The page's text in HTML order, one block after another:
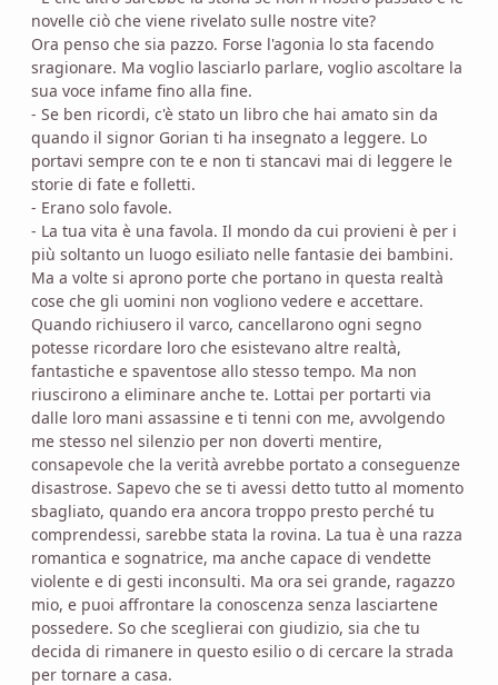
novelle ciò che viene rivelato sulle nostre vite?
Ora penso che sia pazzo. Forse l'agonia lo sta facendo
sragionare. Ma voglio lasciarlo parlare, voglio ascoltare la
sua voce infame fino alla fine.
- Se ben ricordi, c'è stato un libro che hai amato sin da
quando il signor Gorian ti ha insegnato a leggere. Lo
portavi sempre con te e non ti stancavi mai di leggere le
storie di fate e folletti.
- Erano solo favole.
- La tua vita è una favola. Il mondo da cui provieni è per i
più soltanto un luogo esiliato nelle fantasie dei bambini.
Ma a volte si aprono porte che portano in questa realtà
cose che gli uomini non vogliono vedere e accettare.
Quando richiusero il varco, cancellarono ogni segno
potesse ricordare loro che esistevano altre realtà,
fantastiche e spaventose allo stesso tempo. Ma non
riuscirono a eliminare anche te. Lottai per portarti via
dalle loro mani assassine e ti tenni con me, avvolgendo
me stesso nel silenzio per non doverti mentire,
consapevole che la verità avrebbe portato a conseguenze
disastrose. Sapevo che se ti avessi detto tutto al momento
sbagliato, quando era ancora troppo presto perché tu
comprendessi, sarebbe stata la rovina. La tua è una razza
romantica e sognatrice, ma anche capace di vendette
violente e di gesti inconsulti. Ma ora sei grande, ragazzo
mio, e puoi affrontare la conoscenza senza lasciartene
possedere. So che sceglierai con giudizio, sia che tu
decida di rimanere in questo esilio o di cercare la strada
per tornare a casa.